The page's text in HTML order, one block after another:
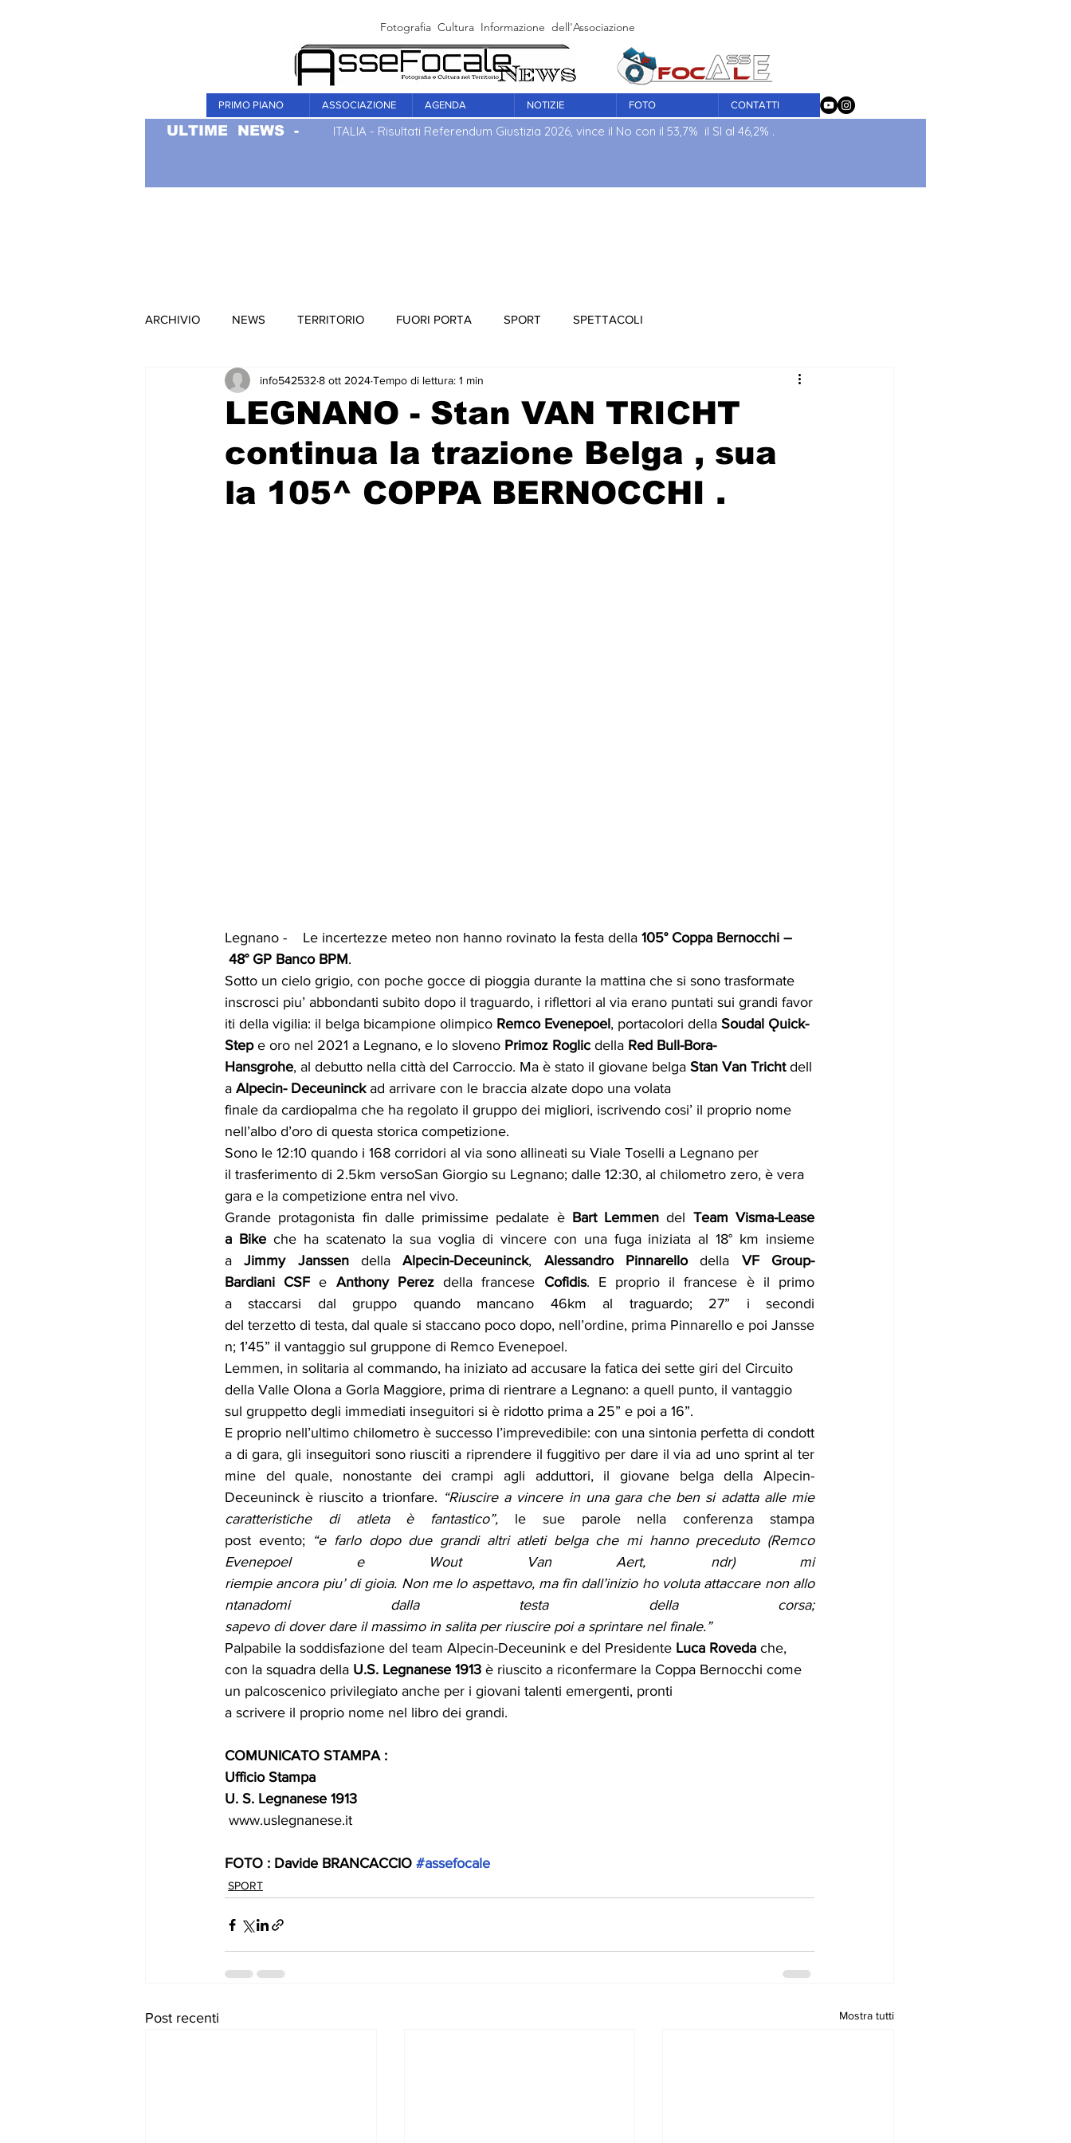
Fotografia Cultura Informazione dell'Associazione Culturale Fotografica
PRIMO PIANO ASSOCIAZIONE AGENDA NOTIZIE FOTO CONTATTI
ULTIME NEWS - ITALIA - Risultati Referendum Giustizia 2026, vince il No con il 53,7% il SI al 46,2% .
ARCHIVIO NEWS TERRITORIO FUORI PORTA SPORT SPETTACOLI
LEGNANO - Stan VAN TRICHT
continua la trazione Belga , sua
la 105^ COPPA BERNOCCHI .
info542532 8 ott 2024Tempo di lettura: 1 min
Legnano -    Le incertezze meteo non hanno rovinato la festa della 105° Coppa Bernocchi –
48° GP Banco BPM.
Sotto un cielo grigio, con poche gocce di pioggia durante la mattina che si sono trasformate
inscrosci piu’ abbondanti subito dopo il traguardo, i riflettori al via erano puntati sui grandi favor
iti della vigilia: il belga bicampione olimpico Remco Evenepoel, portacolori della Soudal Ǫuick-
Step e oro nel 2021 a Legnano, e lo sloveno Primoz Roglic della Red Bull-Bora-
Hansgrohe, al debutto nella città del Carroccio. Ma è stato il giovane belga Stan Van Tricht dell
a Alpecin- Deceuninck ad arrivare con le braccia alzate dopo una volata
finale da cardiopalma che ha regolato il gruppo dei migliori, iscrivendo cosi’ il proprio nome
nell’albo d’oro di questa storica competizione.
Sono le 12:10 quando i 168 corridori al via sono allineati su Viale Toselli a Legnano per
il trasferimento di 2.5km versoSan Giorgio su Legnano; dalle 12:30, al chilometro zero, è vera
gara e la competizione entra nel vivo.
Grande protagonista fin dalle primissime pedalate è Bart Lemmen del Team Visma-Lease
a Bike che ha scatenato la sua voglia di vincere con una fuga iniziata al 18° km insieme
a Jimmy Janssen della Alpecin-Deceuninck, Alessandro Pinnarello della VF Group-
Bardiani CSF e Anthony Perez della francese Cofidis. E proprio il francese è il primo
a staccarsi dal gruppo quando mancano 46km al traguardo; 27” i secondi
del terzetto di testa, dal quale si staccano poco dopo, nell’ordine, prima Pinnarello e poi Jansse
n; 1’45” il vantaggio sul gruppone di Remco Evenepoel.
Lemmen, in solitaria al commando, ha iniziato ad accusare la fatica dei sette giri del Circuito
della Valle Olona a Gorla Maggiore, prima di rientrare a Legnano: a quell punto, il vantaggio
sul gruppetto degli immediati inseguitori si è ridotto prima a 25” e poi a 16”.
E proprio nell’ultimo chilometro è successo l’imprevedibile: con una sintonia perfetta di condott
a di gara, gli inseguitori sono riusciti a riprendere il fuggitivo per dare il via ad uno sprint al ter
mine del quale, nonostante dei crampi agli adduttori, il giovane belga della Alpecin-
Deceuninck è riuscito a trionfare. “Riuscire a vincere in una gara che ben si adatta alle mie
caratteristiche di atleta è fantastico”, le sue parole nella conferenza stampa
post evento; “e farlo dopo due grandi altri atleti belga che mi hanno preceduto (Remco
Evenepoel e Wout Van Aert, ndr) mi
riempie ancora piu’ di gioia. Non me lo aspettavo, ma fin dall’inizio ho voluta attaccare non allo
ntanadomi dalla testa della corsa;
sapevo di dover dare il massimo in salita per riuscire poi a sprintare nel finale.”
Palpabile la soddisfazione del team Alpecin-Deceunink e del Presidente Luca Roveda che,
con la squadra della U.S. Legnanese 1913 è riuscito a riconfermare la Coppa Bernocchi come
un palcoscenico privilegiato anche per i giovani talenti emergenti, pronti
a scrivere il proprio nome nel libro dei grandi.
COMUNICATO STAMPA :
Ufficio Stampa
U. S. Legnanese 1913
www.uslegnanese.it
FOTO : Davide BRANCACCIO #assefocale
SPORT
Post recenti Mostra tutti